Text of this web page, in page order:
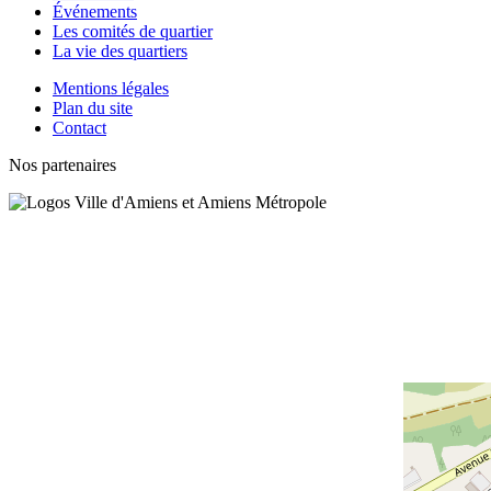
Événements
Les comités de quartier
La vie des quartiers
Mentions légales
Plan du site
Contact
Nos partenaires